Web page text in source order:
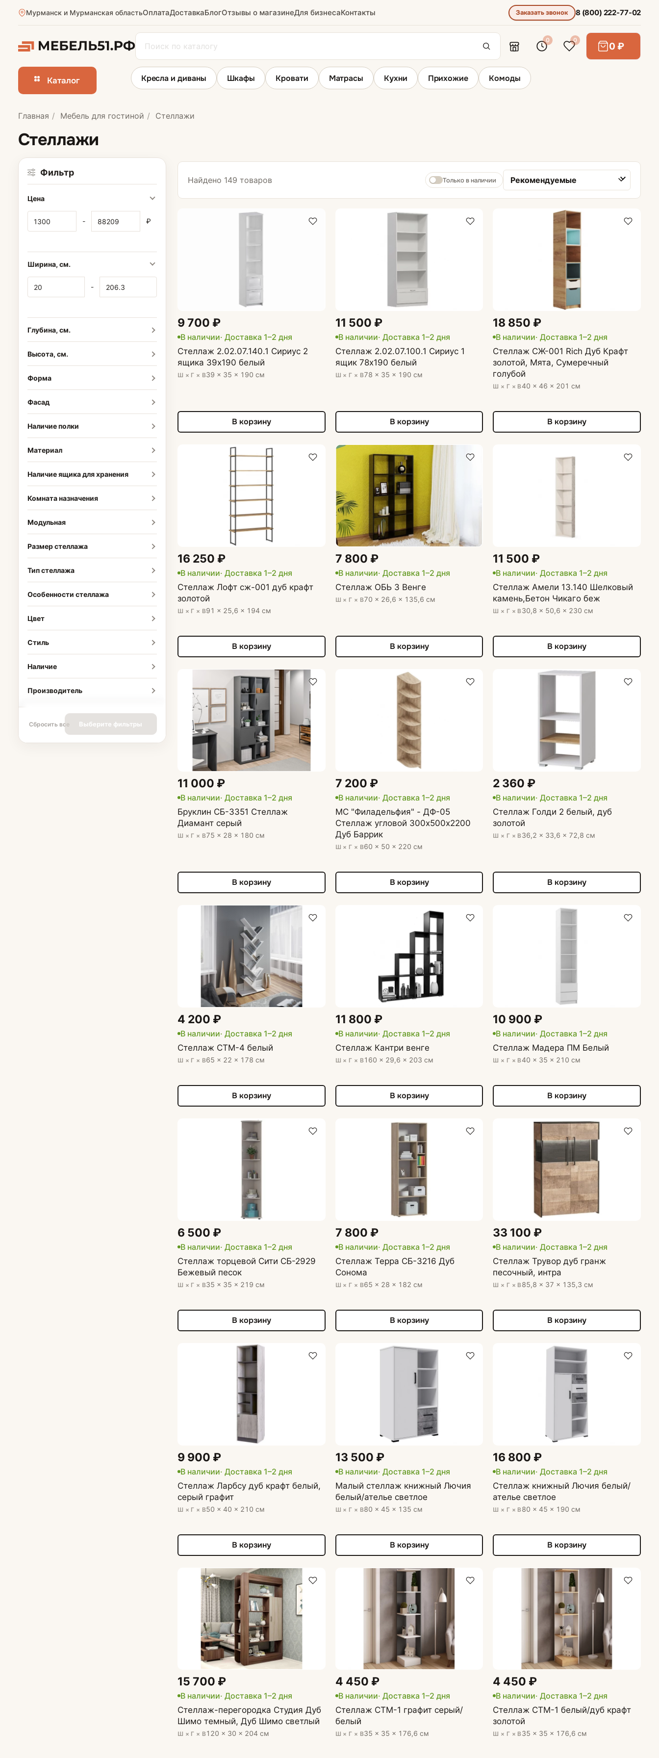
Мурманск и Мурманская областьОплатаДоставкаБлогОтзывы о магазинеДля бизнесаКонтакты Заказать звонок 8 (800) 222-77-02
0 0
0 ₽
Каталог Кресла и диваны Шкафы Кровати Матрасы Кухни Прихожие Комоды
Главная Мебель для гостиной Стеллажи
Стеллажи
Фильтр
Цена
- ₽
Ширина, см.
-
Глубина, см.
Высота, см.
Форма
Фасад
Наличие полки
Материал
Наличие ящика для хранения
Комната назначения
Модульная
Размер стеллажа
Тип стеллажа
Особенности стеллажа
Цвет
Стиль
Наличие
Производитель
Сбросить все Выберите фильтры
Найдено 149 товаров Только в наличии
Сортировка товаров
9 700 ₽
В наличии· Доставка 1–2 дня
Стеллаж 2.02.07.140.1 Сириус 2
ящика 39х190 белый
Ш × Г × В39 × 35 × 190 см
В корзину
11 500 ₽
В наличии· Доставка 1–2 дня
Стеллаж 2.02.07.100.1 Сириус 1
ящик 78х190 белый
Ш × Г × В78 × 35 × 190 см
В корзину
18 850 ₽
В наличии· Доставка 1–2 дня
Стеллаж СЖ-001 Rich Дуб Крафт
золотой, Мята, Сумеречный
голубой
Ш × Г × В40 × 46 × 201 см
В корзину
16 250 ₽
В наличии· Доставка 1–2 дня
Стеллаж Лофт сж-001 дуб крафт
золотой
Ш × Г × В91 × 25,6 × 194 см
В корзину
7 800 ₽
В наличии· Доставка 1–2 дня
Стеллаж ОБЬ 3 Венге
Ш × Г × В70 × 26,6 × 135,6 см
В корзину
11 500 ₽
В наличии· Доставка 1–2 дня
Стеллаж Амели 13.140 Шелковый
камень,Бетон Чикаго беж
Ш × Г × В30,8 × 50,6 × 230 см
В корзину
11 000 ₽
В наличии· Доставка 1–2 дня
Бруклин СБ-3351 Стеллаж
Диамант серый
Ш × Г × В75 × 28 × 180 см
В корзину
7 200 ₽
В наличии· Доставка 1–2 дня
МС "Филадельфия" - ДФ-05
Стеллаж угловой 300х500х2200
Дуб Баррик
Ш × Г × В60 × 50 × 220 см
В корзину
2 360 ₽
В наличии· Доставка 1–2 дня
Стеллаж Голди 2 белый, дуб
золотой
Ш × Г × В36,2 × 33,6 × 72,8 см
В корзину
4 200 ₽
В наличии· Доставка 1–2 дня
Стеллаж СТМ-4 белый
Ш × Г × В65 × 22 × 178 см
В корзину
11 800 ₽
В наличии· Доставка 1–2 дня
Стеллаж Кантри венге
Ш × Г × В160 × 29,6 × 203 см
В корзину
10 900 ₽
В наличии· Доставка 1–2 дня
Стеллаж Мадера ПМ Белый
Ш × Г × В40 × 35 × 210 см
В корзину
6 500 ₽
В наличии· Доставка 1–2 дня
Стеллаж торцевой Сити СБ-2929
Бежевый песок
Ш × Г × В35 × 35 × 219 см
В корзину
7 800 ₽
В наличии· Доставка 1–2 дня
Стеллаж Терра СБ-3216 Дуб
Сонома
Ш × Г × В65 × 28 × 182 см
В корзину
33 100 ₽
В наличии· Доставка 1–2 дня
Стеллаж Трувор дуб гранж
песочный, интра
Ш × Г × В85,8 × 37 × 135,3 см
В корзину
9 900 ₽
В наличии· Доставка 1–2 дня
Стеллаж Ларбсу дуб крафт белый,
серый графит
Ш × Г × В50 × 40 × 210 см
В корзину
13 500 ₽
В наличии· Доставка 1–2 дня
Малый стеллаж книжный Лючия
белый/ателье светлое
Ш × Г × В80 × 45 × 135 см
В корзину
16 800 ₽
В наличии· Доставка 1–2 дня
Стеллаж книжный Лючия белый/
ателье светлое
Ш × Г × В80 × 45 × 190 см
В корзину
15 700 ₽
В наличии· Доставка 1–2 дня
Стеллаж-перегородка Студия Дуб
Шимо темный, Дуб Шимо светлый
Ш × Г × В120 × 30 × 204 см
4 450 ₽
В наличии· Доставка 1–2 дня
Стеллаж СТМ-1 графит серый/
белый
Ш × Г × В35 × 35 × 176,6 см
4 450 ₽
В наличии· Доставка 1–2 дня
Стеллаж СТМ-1 белый/дуб крафт
золотой
Ш × Г × В35 × 35 × 176,6 см